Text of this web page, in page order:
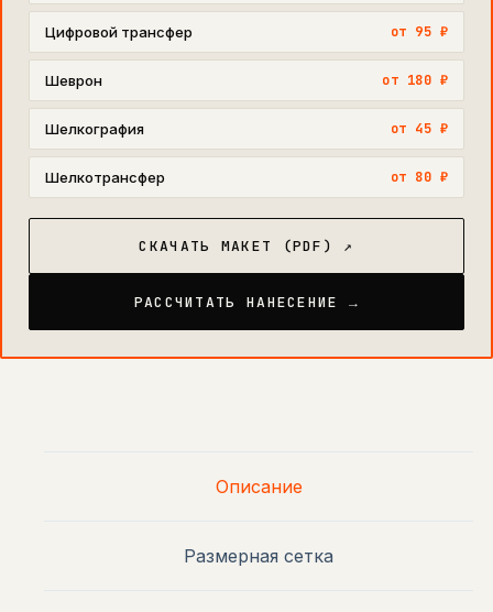
Цифровой трансфер от 95 ₽
Шеврон от 180 ₽
Шелкография от 45 ₽
Шелкотрансфер от 80 ₽
СКАЧАТЬ МАКЕТ (PDF) ↗
РАССЧИТАТЬ НАНЕСЕНИЕ →
Описание
Размерная сетка